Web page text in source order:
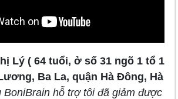
Lý ( 64 tuổi, ở số 31 ngõ 1 tổ 1
Ba La, quận Hà Đông, Hà
BoniBrain hỗ trợ tôi đã giảm được